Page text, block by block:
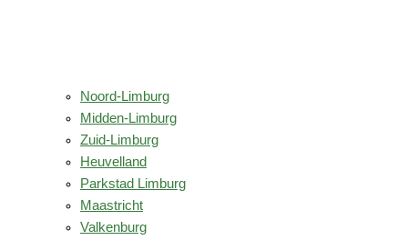
Noord-Limburg
Midden-Limburg
Zuid-Limburg
Heuvelland
Parkstad Limburg
Maastricht
Valkenburg